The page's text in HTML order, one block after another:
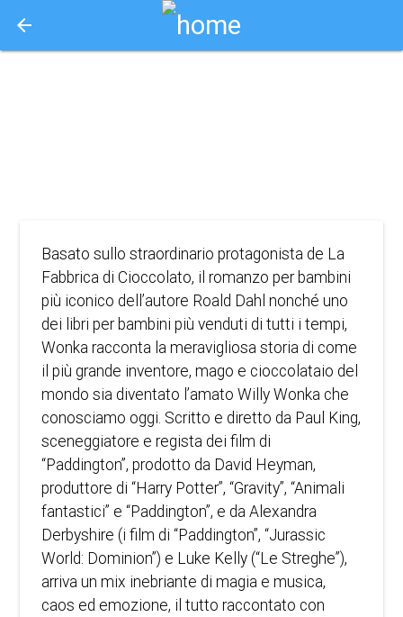
arrow_back
Basato sullo straordinario protagonista de La
Fabbrica di Cioccolato, il romanzo per bambini
più iconico dell’autore Roald Dahl nonché uno
dei libri per bambini più venduti di tutti i tempi,
Wonka racconta la meravigliosa storia di come
il più grande inventore, mago e cioccolataio del
mondo sia diventato l’amato Willy Wonka che
conosciamo oggi. Scritto e diretto da Paul King,
sceneggiatore e regista dei film di
“Paddington”, prodotto da David Heyman,
produttore di “Harry Potter”, “Gravity”, “Animali
fantastici” e “Paddington”, e da Alexandra
Derbyshire (i film di “Paddington”, “Jurassic
World: Dominion”) e Luke Kelly (“Le Streghe”),
arriva un mix inebriante di magia e musica,
caos ed emozione, il tutto raccontato con